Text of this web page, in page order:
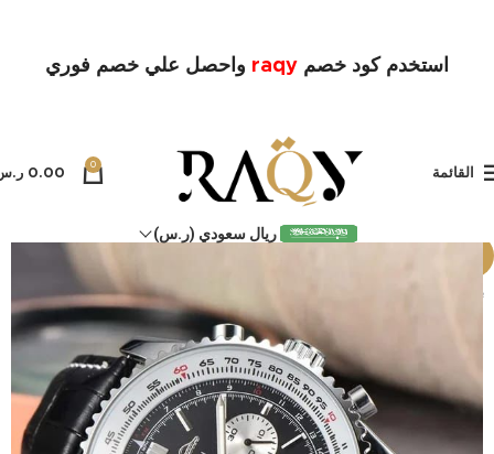
استخدم كود خصم raqy واحصل علي خصم فوري
القائمة
0
0.00
ريال سعودي (ر.س)
بيعت كل